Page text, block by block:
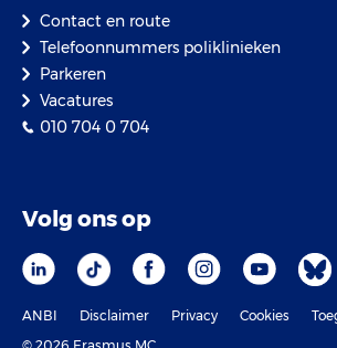
Contact en route
Telefoonnummers poliklinieken
Parkeren
Vacatures
010 704 0 704
Volg ons op
ANBI Disclaimer Privacy Cookies